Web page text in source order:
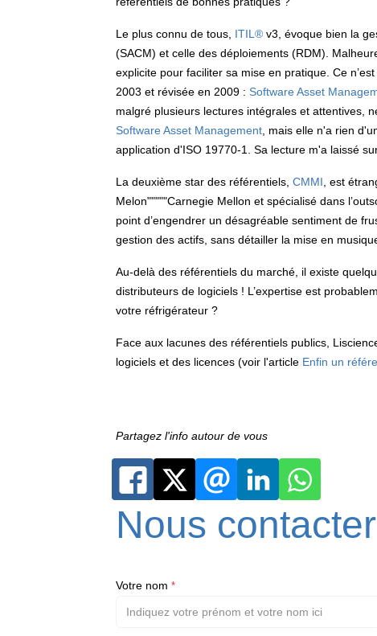
Le plus connu de tous, ITIL® v3, évoque bien la
(SACM) et celle des déploiements (RDM).
explicite pour faciliter sa mise en pratique. Ce
2003 et révisée en 2009 : Software Asset
malgré plusieurs lectures intégrales et attentives,
Software Asset Management , mais elle n'a rien
application d'ISO 19770-1. Sa lecture m'a laissé
La deuxième star des référentiels, CMMI , est
Melon"""""Carnegie Mellon et spécialisé dans
point d’engendrer un désagréable sentiment de
gestion des actifs, sans détailler la mise en
Au-delà des référentiels du marché, il existe
distributeurs de logiciels ! L’expertise est
votre réfrigérateur ?
Face aux lacunes des référentiels publics,
logiciels et des licences (voir l'article Enfin un
Partagez l'info autour de vous
Nous contacter
Votre nom *